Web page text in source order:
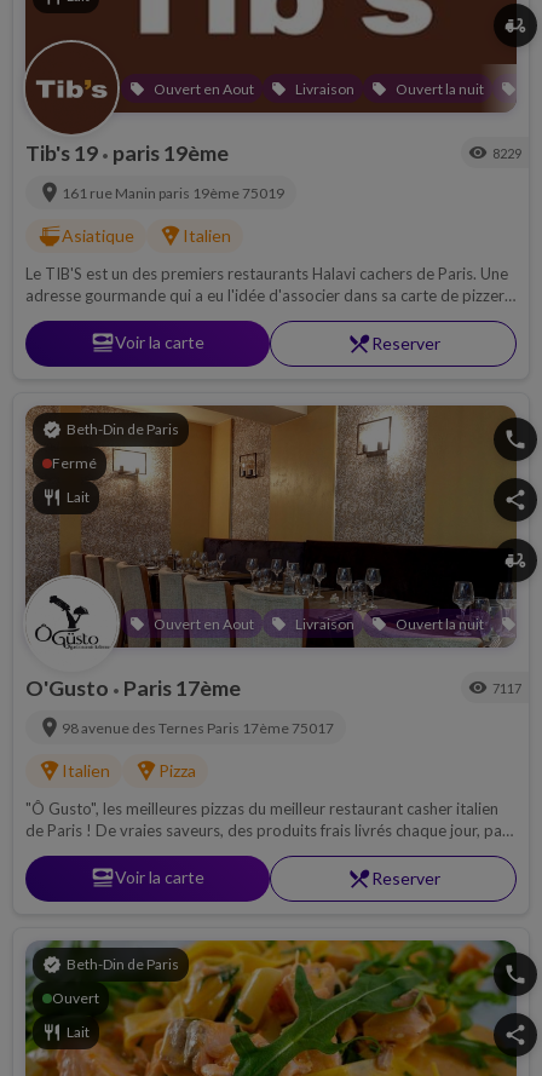
local_offer Ouvert en Aout local_offer Livraison local_offer Ouvert la nuit local_offer
delivery_dining
Tib's 19 • paris 19ème visibility 8229
location_on 161 rue Manin paris 19ème 75019
ramen_diningAsiatique local_pizzaItalien
Le TIB'S est un des premiers restaurants Halavi cachers de Paris. Une
adresse gourmande qui a eu l'idée d'associer dans sa carte de pizzeria
un grand choix de sushi.. c'est délicieux et accueillant !
set_mealVoir la carte restaurant_menuReserver
verified Beth-Din de Paris
Fermé
restaurant Lait
local_offer Ouvert en Aout local_offer Livraison local_offer Ouvert la nuit local_offer
phone
share
delivery_dining
O'Gusto • Paris 17ème visibility 7117
location_on 98 avenue des Ternes Paris 17ème 75017
local_pizzaItalien local_pizzaPizza
"Ô Gusto", les meilleures pizzas du meilleur restaurant casher italien
de Paris ! De vraies saveurs, des produits frais livrés chaque jour, pas
de surgelés, Patrick Benzaquen, restaurateur depuis 23 ans, met tout
son savoir-faire dans vos assiettes, afin de vous faire voyager en
Italie.
set_mealVoir la carte restaurant_menuReserver
verified Beth-Din de Paris
Ouvert
restaurant Lait
phone
share